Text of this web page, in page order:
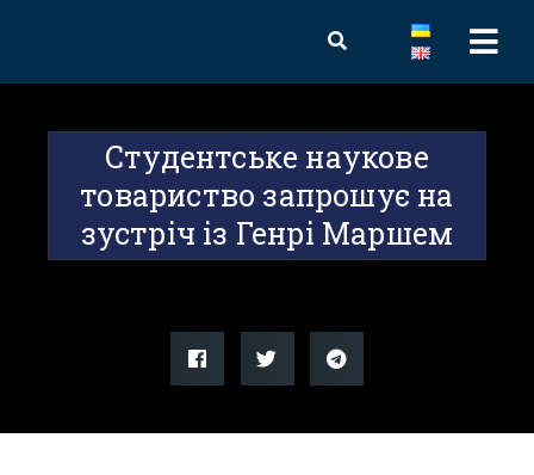
Студентське наукове
товариство запрошує на
зустріч із Генрі Маршем